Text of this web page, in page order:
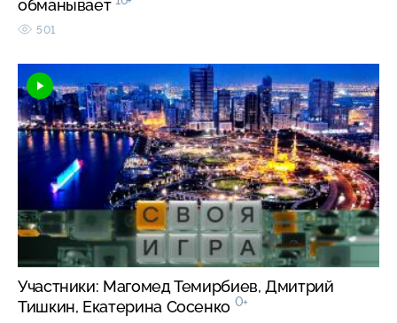
обманывает
501
Участники: Магомед Темирбиев, Дмитрий
Тишкин, Екатерина Сосенко 0+